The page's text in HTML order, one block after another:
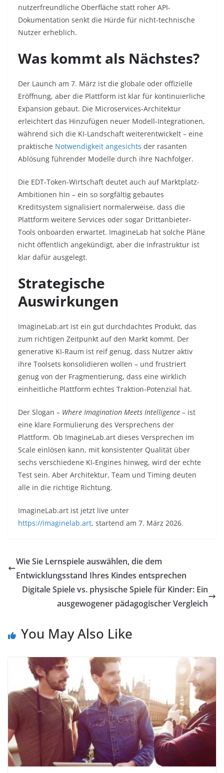
nutzerfreundliche Oberfläche statt roher API-
Dokumentation senkt die Hürde für nicht-technische
Nutzer erheblich.
Was kommt als Nächstes?
Der Launch am 7. März ist die globale oder offizielle
Eröffnung, aber die Plattform ist klar für kontinuierliche
Expansion gebaut. Die Microservices-Architektur
erleichtert das Hinzufügen neuer Modell-Integrationen,
während sich die KI-Landschaft weiterentwickelt – eine
praktische Notwendigkeit angesichts der rasanten
Ablösung führender Modelle durch ihre Nachfolger.
Die EDT-Token-Wirtschaft deutet auch auf Marktplatz-
Ambitionen hin – ein so sorgfältig gebautes
Kreditsystem signalisiert normalerweise, dass die
Plattform weitere Services oder sogar Drittanbieter-
Tools onboarden erwartet. ImagineLab hat solche Pläne
nicht öffentlich angekündigt, aber die Infrastruktur ist
klar dafür ausgelegt.
Strategische
Auswirkungen
ImagineLab.art ist ein gut durchdachtes Produkt, das
zum richtigen Zeitpunkt auf den Markt kommt. Der
generative KI-Raum ist reif genug, dass Nutzer aktiv
ihre Toolsets konsolidieren wollen – und frustriert
genug von der Fragmentierung, dass eine wirklich
einheitliche Plattform echtes Traktion-Potenzial hat.
Der Slogan – Where Imagination Meets Intelligence – ist
eine klare Formulierung des Versprechens der
Plattform. Ob ImagineLab.art dieses Versprechen im
Scale einlösen kann, mit konsistenter Qualität über
sechs verschiedene KI-Engines hinweg, wird der echte
Test sein. Aber Architektur, Team und Timing deuten
alle in die richtige Richtung.
ImagineLab.art ist jetzt live unter
https://imaginelab.art, startend am 7. März 2026.
Wie Sie Lernspiele auswählen, die dem
Entwicklungsstand Ihres Kindes entsprechen
Digitale Spiele vs. physische Spiele für Kinder: Ein
ausgewogener pädagogischer Vergleich
You May Also Like